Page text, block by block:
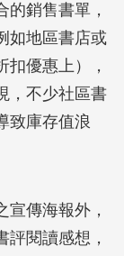
銷售書單，
如地區書店或
優惠上），
，不少社區書
致庫存值浪
傳海報外，
閱讀感想，